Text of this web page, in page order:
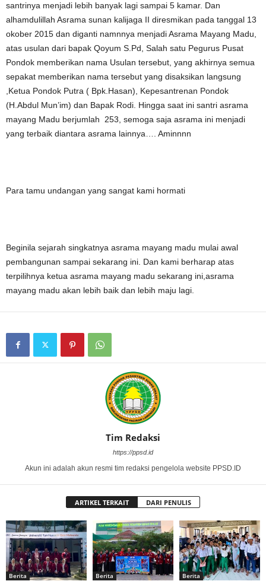
santrinya menjadi lebih banyak lagi sampai 5 kamar. Dan
alhamdulillah Asrama sunan kalijaga II diresmikan pada tanggal 13
okober 2015 dan diganti namnnya menjadi Asrama Mayang Madu,
atas usulan dari bapak Qoyum S.Pd, Salah satu Pegurus Pusat
Pondok memberikan nama Usulan tersebut, yang akhirnya semua
sepakat memberikan nama tersebut yang disaksikan langsung
,Ketua Pondok Putra ( Bpk.Hasan), Kepesantrenan Pondok
(H.Abdul Mun’im) dan Bapak Rodi. Hingga saat ini santri asrama
mayang Madu berjumlah 253, semoga saja asrama ini menjadi
yang terbaik diantara asrama lainnya…. Aminnnn
Para tamu undangan yang sangat kami hormati
Beginila sejarah singkatnya asrama mayang madu mulai awal
pembangunan sampai sekarang ini. Dan kami berharap atas
terpilihnya ketua asrama mayang madu sekarang ini,asrama
mayang madu akan lebih baik dan lebih maju lagi.
Tim Redaksi
https://ppsd.id
Akun ini adalah akun resmi tim redaksi pengelola website PPSD.ID
ARTIKEL TERKAIT DARI PENULIS
Berita Berita Berita